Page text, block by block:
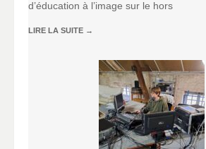
d’éducation à l’image sur le hors
LIRE LA SUITE →